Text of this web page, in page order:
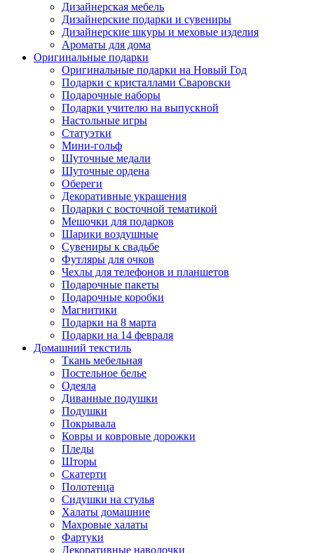
Дизайнерская мебель
Дизайнерские подарки и сувениры
Дизайнерские шкуры и меховые изделия
Ароматы для дома
Оригинальные подарки
Оригинальные подарки на Новый Год
Подарки с кристаллами Сваровски
Подарочные наборы
Подарки учителю на выпускной
Настольные игры
Статуэтки
Мини-гольф
Шуточные медали
Шуточные ордена
Обереги
Декоративные украшения
Подарки с восточной тематикой
Мешочки для подарков
Шарики воздушные
Сувениры к свадьбе
Футляры для очков
Чехлы для телефонов и планшетов
Подарочные пакеты
Подарочные коробки
Магнитики
Подарки на 8 марта
Подарки на 14 февраля
Домашний текстиль
Ткань мебельная
Постельное белье
Одеяла
Диванные подушки
Подушки
Покрывала
Ковры и ковровые дорожки
Пледы
Шторы
Скатерти
Полотенца
Сидушки на стулья
Халаты домашние
Махровые халаты
Фартуки
Декоративные наволочки